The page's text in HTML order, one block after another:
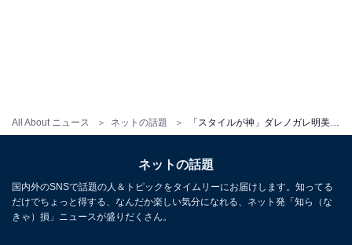
All About ニュース ネットの話題
ネットの話題
国内外のSNSで話題の人＆トピックをタイムリーにお届けします。知ってる
だけでちょっと得する、なんだか楽しい気分になれる、ネット発「知ら（な
きゃ）損」ニュースが盛りだくさん。